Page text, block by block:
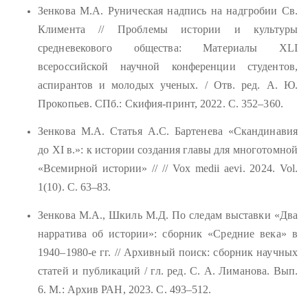
Зенкова М.А. Руническая надпись на надгробии Св.
Климента // Проблемы истории и культуры
средневекового общества: Материалы XLI
всероссийской научной конференции студентов,
аспирантов и молодых ученых. / Отв. ред. А. Ю.
Прокопьев. СПб.: Скифия-принт, 2022. С. 352–360.
Зенкова М.А. Статья А.С. Бартенева «Скандинавия
до XI в.»: к истории создания главы для многотомной
«Всемирной истории» //// Vox medii aevi. 2024. Vol.
1(10). С. 63–83.
Зенкова М.А., Шкиль М.Д. По следам выставки «Два
нарратива об истории»: сборник «Средние века» в
1940–1980‑е гг. // Архивный поиск: сборник научных
статей и публикаций / гл. ред. С. А. Лиманова. Вып.
6. М.: Архив РАН, 2023. С. 493–512.